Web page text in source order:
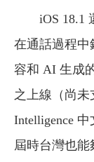
iOS 18.1
在通話過程中
容和 AI 生成
之上線（尚
Intelligence
屆時台灣也能